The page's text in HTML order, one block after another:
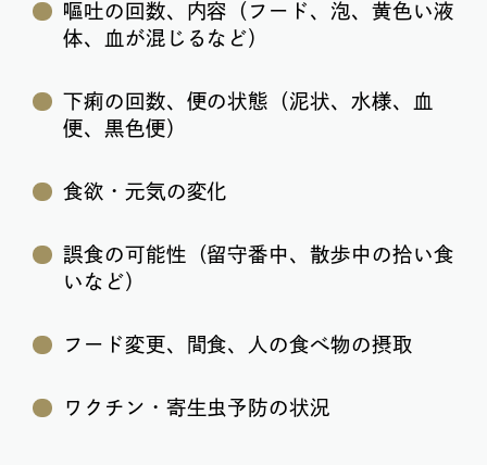
嘔吐の回数、内容（フード、泡、黄色い液
体、血が混じるなど）
下痢の回数、便の状態（泥状、水様、血
便、黒色便）
食欲・元気の変化
誤食の可能性（留守番中、散歩中の拾い食
いなど）
フード変更、間食、人の食べ物の摂取
ワクチン・寄生虫予防の状況